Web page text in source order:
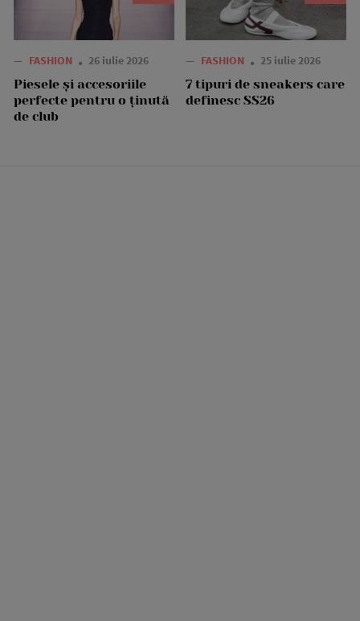
— FASHION 26 iulie 2026
Piesele și accesoriile
perfecte pentru o ținută
de club
— FASHION 25 iulie 2026
7 tipuri de sneakers care
definesc SS26